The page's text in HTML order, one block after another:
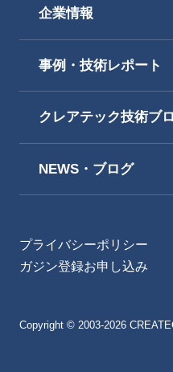
企業情報
事例・技術レポート
クレアテック技術ブ
NEWS・ブログ
プライバシーポリシー
ガジン登録お申し込み
Copyright © 2003-2026